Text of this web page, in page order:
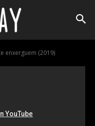
enxerguem (2019)